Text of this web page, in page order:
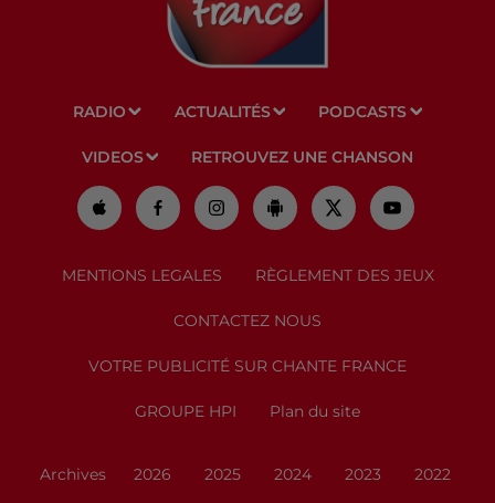
RADIO ACTUALITÉS PODCASTS
VIDEOS RETROUVEZ UNE CHANSON
MENTIONS LEGALES RÈGLEMENT DES JEUX
CONTACTEZ NOUS
VOTRE PUBLICITÉ SUR CHANTE FRANCE
GROUPE HPI Plan du site
Archives 2026 2025 2024 2023 2022